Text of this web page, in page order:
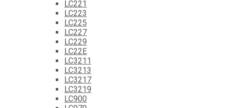
LC221
LC223
LC225
LC227
LC229
LC22E
LC3211
LC3213
LC3217
LC3219
LC900